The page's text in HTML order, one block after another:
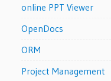
online PPT Viewer
OpenDocs
ORM
Project Management